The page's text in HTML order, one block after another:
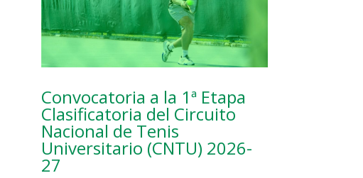
Convocatoria a la 1ª Etapa
Clasificatoria del Circuito
Nacional de Tenis
Universitario (CNTU) 2026-
27